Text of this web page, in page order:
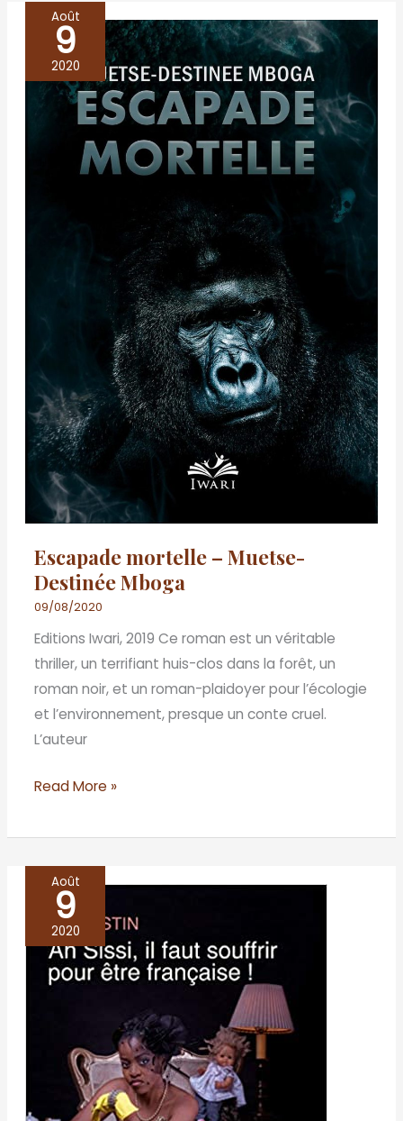
Août
9
2020
Escapade mortelle – Muetse-
Destinée Mboga
09/08/2020
Editions Iwari, 2019 Ce roman est un véritable
thriller, un terrifiant huis-clos dans la forêt, un
roman noir, et un roman-plaidoyer pour l’écologie
et l’environnement, presque un conte cruel.
L’auteur
Escapade
mortelle
–
Muetse-
Destinée
Mboga
Read More »
Août
9
2020
Sissi,
faut
française